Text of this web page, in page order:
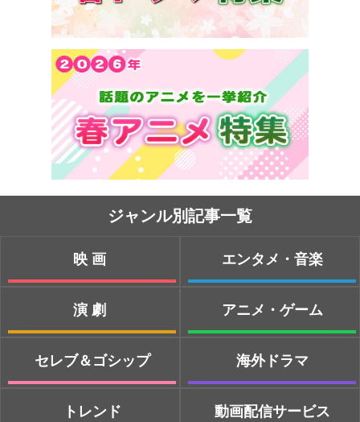
ジャンル別記事一覧
映画
演劇
セレブ＆ゴシップ
トレンド
エンタメ・音楽
アニメ・ゲーム
海外ドラマ
動画配信サービス